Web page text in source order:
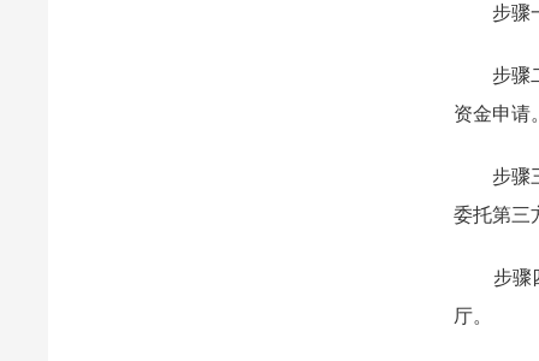
步骤一
步骤二
资金申请
步骤三
委托第三
步骤四
厅。